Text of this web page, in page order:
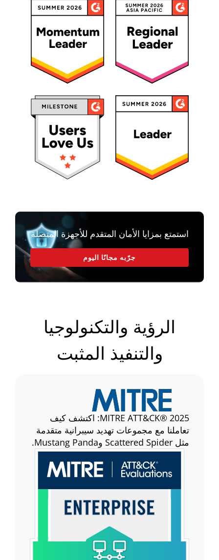
استمتع بمزايا الأمان المتقدم للأجهزة المتصلة
جرّبه مجانًا اليوم
الرؤية والتكنولوجيا
والتنفيذ المثبت
MITRE ATT&CK® 2025: اكتشف كيف
تعاملنا مع مجموعات تهديد سيبرانية متقدمة
مثل Scattered Spider وMustang Panda.